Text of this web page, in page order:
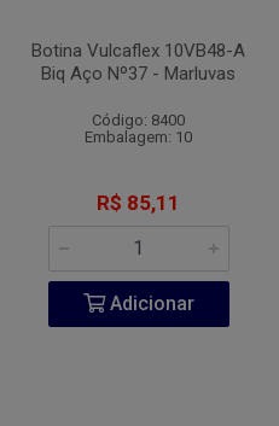
Botina Vulcaflex 10VB48-A
Biq Aço Nº37 - Marluvas
Código: 8400
Embalagem: 10
R$ 85,11
Adicionar